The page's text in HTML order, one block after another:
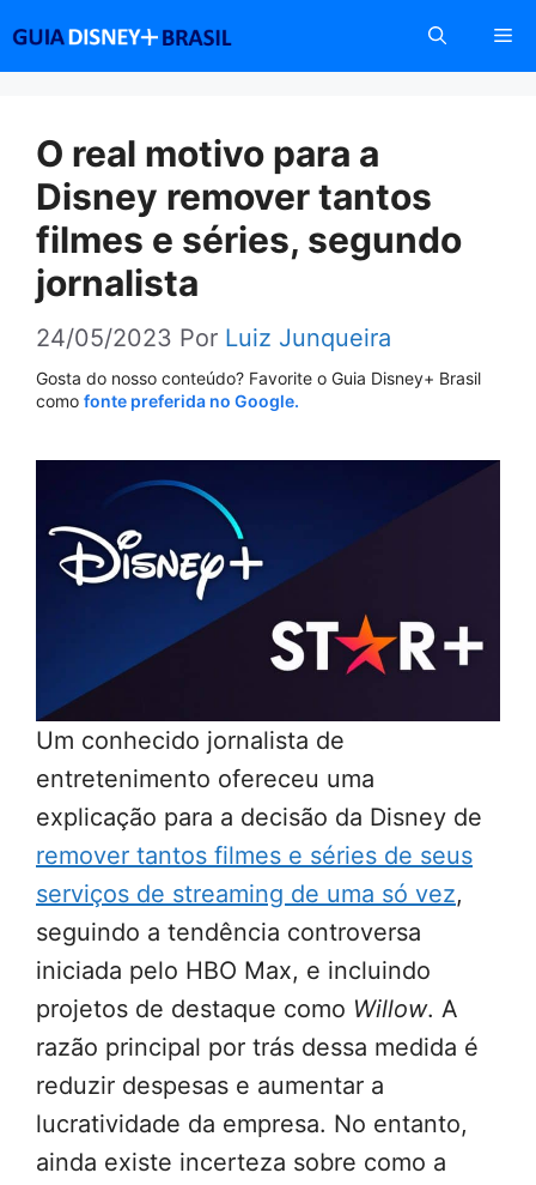
conteúdo
O real motivo para a
Disney remover tantos
filmes e séries, segundo
jornalista
24/05/2023 Por Luiz Junqueira
Gosta do nosso conteúdo? Favorite o Guia Disney+ Brasil
como fonte preferida no Google.
Um conhecido jornalista de
entretenimento ofereceu uma
explicação para a decisão da Disney de
remover tantos filmes e séries de seus
serviços de streaming de uma só vez,
seguindo a tendência controversa
iniciada pelo HBO Max, e incluindo
projetos de destaque como Willow. A
razão principal por trás dessa medida é
reduzir despesas e aumentar a
lucratividade da empresa. No entanto,
ainda existe incerteza sobre como a